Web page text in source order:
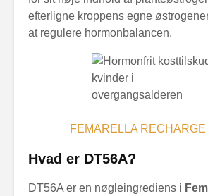
efterligne kroppens egne
at regulere hormonbalancen.
FEMARELLA
Hvad er DT56A?
DT56A er en nøgleingrediens i